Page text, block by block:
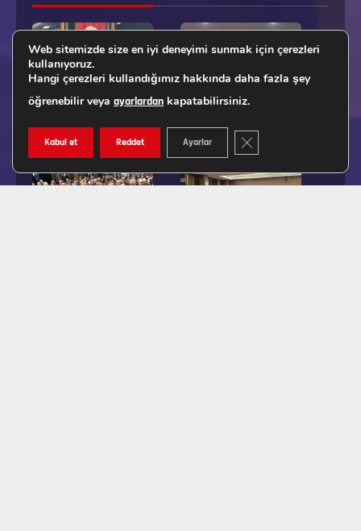
Web sitemizde size en iyi deneyimi sunmak için çerezleri
kullanıyoruz.
Hangi çerezleri kullandığımız hakkında daha fazla şey
öğrenebilir veya ayarlardan kapatabilirsiniz.
Kabul et Reddet Ayarlar GDPR ÇEREZ ŞERIDINI